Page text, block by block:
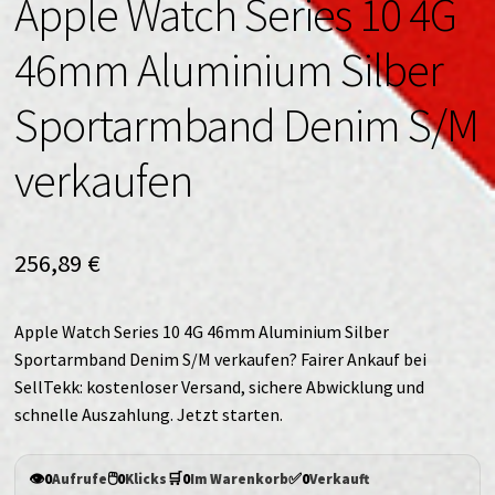
Apple Watch Series 10 4G
46mm Aluminium Silber
Sportarmband Denim S/M
verkaufen
256,89 €
Apple Watch Series 10 4G 46mm Aluminium Silber
Sportarmband Denim S/M verkaufen? Fairer Ankauf bei
SellTekk: kostenloser Versand, sichere Abwicklung und
schnelle Auszahlung. Jetzt starten.
👁️0Aufrufe🖱️0Klicks🛒0Im Warenkorb✅0Verkauft